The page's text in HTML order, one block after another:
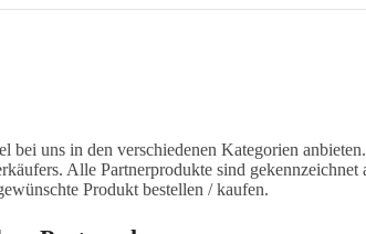
uns in den verschiedenen Kategorien
Alle Partnerprodukte sind
Produkt bestellen / kaufen.